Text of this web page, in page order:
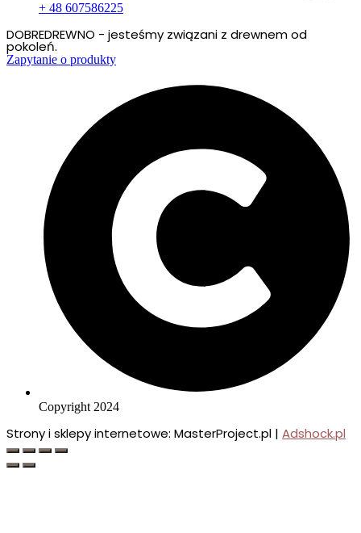
+ 48 607586225
DOBREDREWNO - jesteśmy związani z drewnem od
pokoleń.
Zapytanie o produkty
Copyright 2024
Strony i sklepy internetowe: MasterProject.pl | Adshock.pl